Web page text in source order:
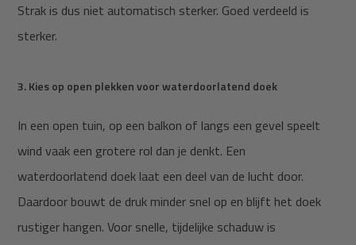
Strak is dus niet automatisch sterker. Goed verdeeld is
sterker.
3. Kies op open plekken voor waterdoorlatend doek
In een open tuin, op een balkon of langs een gevel speelt
wind vaak een grotere rol dan je denkt. Een
waterdoorlatend doek laat een deel van de lucht door.
Daardoor bouwt de druk minder snel op en blijft het doek
rustiger hangen. Voor snelle, tijdelijke schaduw is